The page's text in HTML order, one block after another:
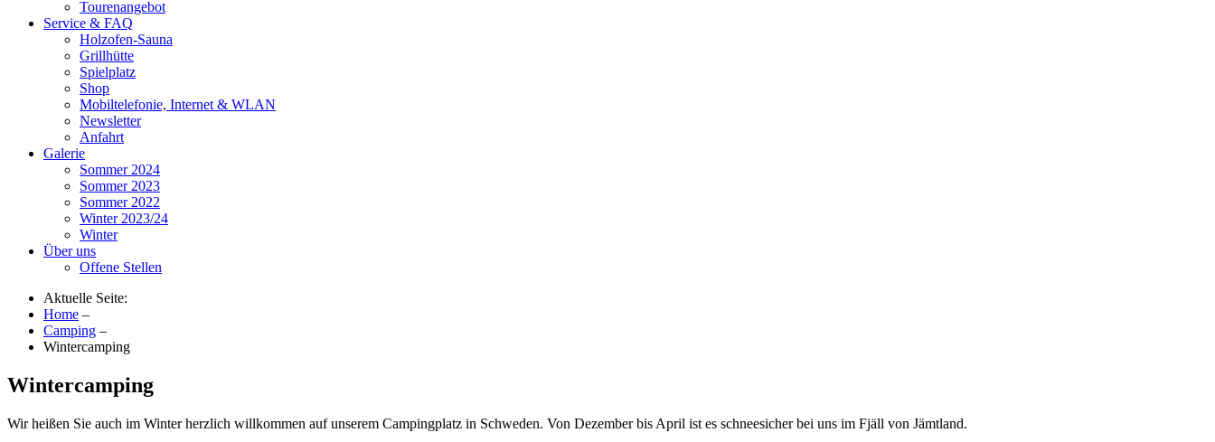
Tourenangebot
Service & FAQ
Holzofen-Sauna
Grillhütte
Spielplatz
Shop
Mobiltelefonie, Internet & WLAN
Newsletter
Anfahrt
Galerie
Sommer 2024
Sommer 2023
Sommer 2022
Winter 2023/24
Winter
Über uns
Offene Stellen
Aktuelle Seite:
Home –
Camping –
Wintercamping
Wintercamping
Wir heißen Sie auch im Winter herzlich willkommen auf unserem Campingplatz in Schweden. Von Dezember bis April ist es schneesicher bei uns im Fjäll von Jämtland.